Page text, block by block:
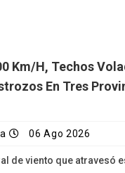
Km/h, Techos
En Tres
06 Ago 2026
de viento que atravesó